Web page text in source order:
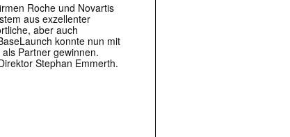
Roche und Novartis
aus exzellenter
aber auch
konnte nun mit
Partner gewinnen.
Stephan Emmerth.